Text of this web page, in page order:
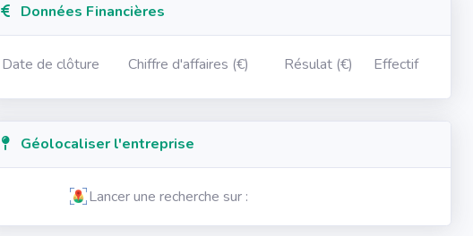
Données Financières
Date de clôture Chiffre d'affaires (€) Résulat (€) Effectif
Géolocaliser l'entreprise
Lancer une recherche sur :